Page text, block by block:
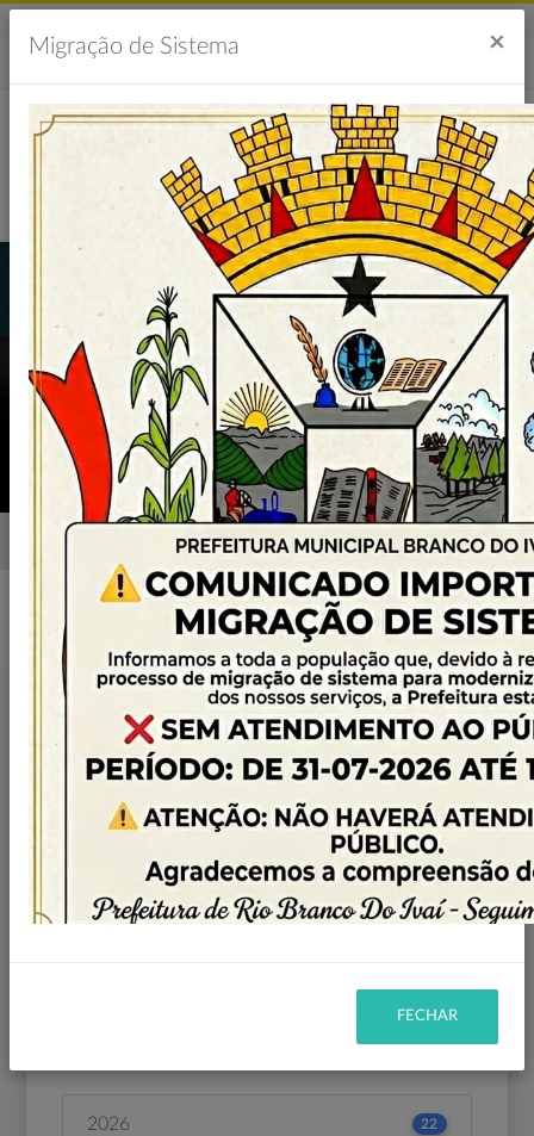
LICITAÇÕES
Licitações
Filtro
MODALIDADE: TOMADA DE PREÇO
2026 22
Migração de Sistema ×
FECHAR